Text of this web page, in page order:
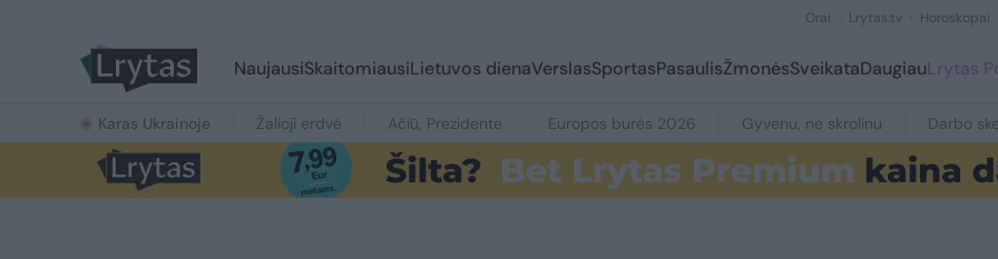
Orai Lrytas.tv Horoskopai
NaujausiSkaitomiausiLietuvos dienaVerslasSportasPasaulisŽmonėsSveikataDaugiauLrytas
Karas Ukrainoje Žalioji erdvė Ačiū, Prezidente Europos burės 2026 Gyvenu, ne skrolinu Darbo